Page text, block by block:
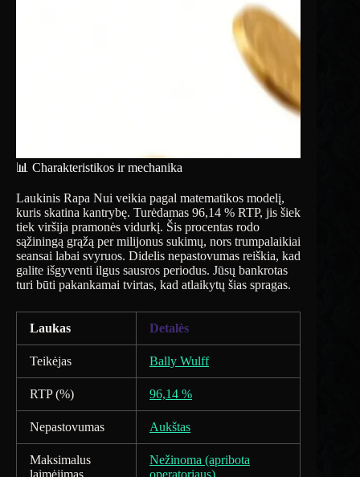
📊 Charakteristikos ir mechanika
Laukinis Rapa Nui veikia pagal matematikos modelį,
kuris skatina kantrybę. Turėdamas 96,14 % RTP, jis šiek
tiek viršija pramonės vidurkį. Šis procentas rodo
sąžiningą grąžą per milijonus sukimų, nors trumpalaikiai
seansai labai svyruos. Didelis nepastovumas reiškia, kad
galite išgyventi ilgus sausros periodus. Jūsų bankrotas
turi būti pakankamai tvirtas, kad atlaikytų šias spragas.
Laukas Detalės
Teikėjas Bally Wulff
RTP (%) 96,14 %
Nepastovumas Aukštas
Maksimalus
Nežinoma (apribota